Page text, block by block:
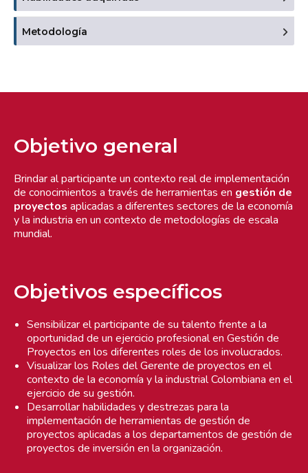
Metodología
Objetivo general
Brindar al participante un contexto real de implementación
de conocimientos a través de herramientas en gestión de
proyectos aplicadas a diferentes sectores de la economía
y la industria en un contexto de metodologías de escala
mundial.
Objetivos específicos
Sensibilizar el participante de su talento frente a la
oportunidad de un ejercicio profesional en Gestión de
Proyectos en los diferentes roles de los involucrados.
Visualizar los Roles del Gerente de proyectos en el
contexto de la economía y la industrial Colombiana en el
ejercicio de su gestión.
Desarrollar habilidades y destrezas para la
implementación de herramientas de gestión de
proyectos aplicadas a los departamentos de gestión de
proyectos de inversión en la organización.